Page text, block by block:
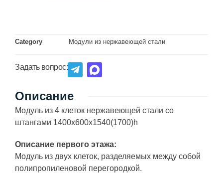
Category Модули из нержавеющей стали
Задать вопрос:
Описание
Модуль из 4 клеток нержавеющей стали со
штангами 1400х600х1540(1700)h
Описание первого этажа:
Модуль из двух клеток, разделяемых между собой
полипропиленовой перегородкой.